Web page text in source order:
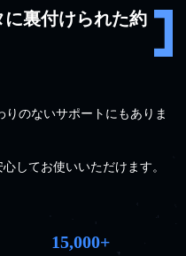
裏付けられた約
のないサポートにもありま
してお使いいただけます。
15,000+